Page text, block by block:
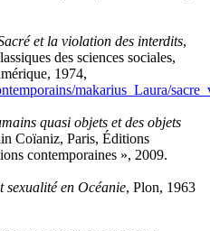
et la violation des interdits,
des sciences sociales,
1974,
makarius_Laura/
quasi objets et des objets
Coïaniz, Paris, Éditions
contemporaines », 2009.
sexualité en Océanie, Plon, 1963